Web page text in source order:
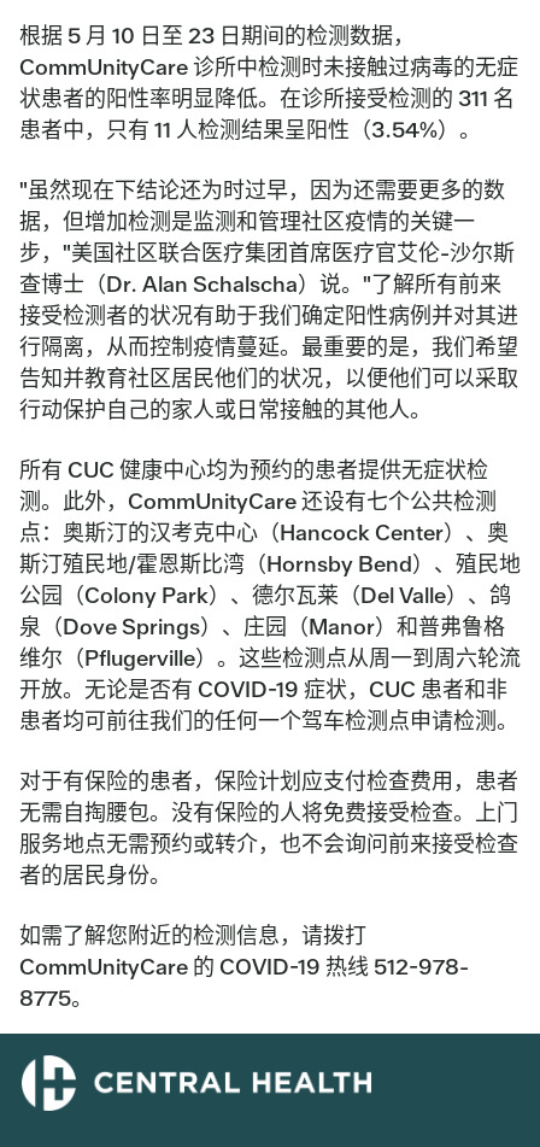
根据 5 月 10 日至 23 日期间的检测数据，
CommUnityCare 诊所中检测时未接触过病毒的无症
状患者的阳性率明显降低。在诊所接受检测的 311 名
患者中，只有 11 人检测结果呈阳性（3.54%）。
"虽然现在下结论还为时过早，因为还需要更多的数
据，但增加检测是监测和管理社区疫情的关键一
步，"美国社区联合医疗集团首席医疗官艾伦-沙尔斯
查博士（Dr. Alan Schalscha）说。"了解所有前来
接受检测者的状况有助于我们确定阳性病例并对其进
行隔离，从而控制疫情蔓延。最重要的是，我们希望
告知并教育社区居民他们的状况，以便他们可以采取
行动保护自己的家人或日常接触的其他人。
所有 CUC 健康中心均为预约的患者提供无症状检
测。此外，CommUnityCare 还设有七个公共检测
点：奥斯汀的汉考克中心（Hancock Center）、奥
斯汀殖民地/霍恩斯比湾（Hornsby Bend）、殖民地
公园（Colony Park）、德尔瓦莱（Del Valle）、鸽
泉（Dove Springs）、庄园（Manor）和普弗鲁格
维尔（Pflugerville）。这些检测点从周一到周六轮流
开放。无论是否有 COVID-19 症状，CUC 患者和非
患者均可前往我们的任何一个驾车检测点申请检测。
对于有保险的患者，保险计划应支付检查费用，患者
无需自掏腰包。没有保险的人将免费接受检查。上门
服务地点无需预约或转介，也不会询问前来接受检查
者的居民身份。
如需了解您附近的检测信息，请拨打
CommUnityCare 的 COVID-19 热线 512-978-
8775。